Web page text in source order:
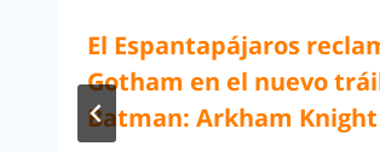
El Espantapájaros
Gotham en el nuevo
Batman: Arkham Knight